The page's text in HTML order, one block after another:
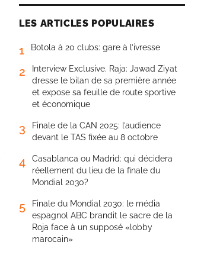
LES ARTICLES POPULAIRES
1 Botola à 20 clubs: gare à l’ivresse
2
Interview Exclusive. Raja: Jawad Ziyat
dresse le bilan de sa première année
et expose sa feuille de route sportive
et économique
3
Finale de la CAN 2025: l’audience
devant le TAS fixée au 8 octobre
4
Casablanca ou Madrid: qui décidera
réellement du lieu de la finale du
Mondial 2030?
5
Finale du Mondial 2030: le média
espagnol ABC brandit le sacre de la
Roja face à un supposé «lobby
marocain»